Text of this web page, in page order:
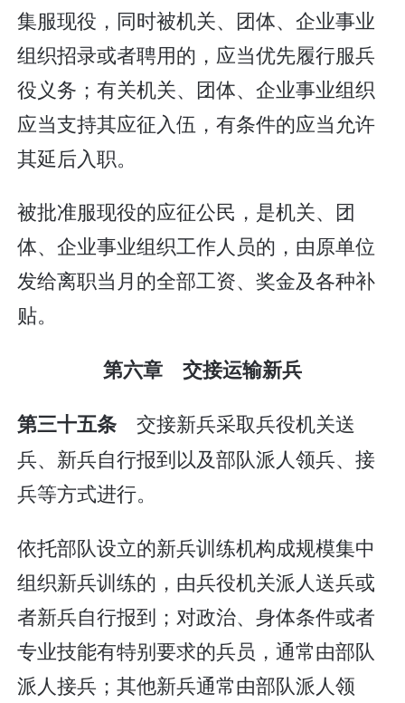
集服现役，同时被机关、团体、企业事业
组织招录或者聘用的，应当优先履行服兵
役义务；有关机关、团体、企业事业组织
应当支持其应征入伍，有条件的应当允许
其延后入职。
被批准服现役的应征公民，是机关、团
体、企业事业组织工作人员的，由原单位
发给离职当月的全部工资、奖金及各种补
贴。
第六章 交接运输新兵
第三十五条 交接新兵采取兵役机关送
兵、新兵自行报到以及部队派人领兵、接
兵等方式进行。
依托部队设立的新兵训练机构成规模集中
组织新兵训练的，由兵役机关派人送兵或
者新兵自行报到；对政治、身体条件或者
专业技能有特别要求的兵员，通常由部队
派人接兵；其他新兵通常由部队派人领